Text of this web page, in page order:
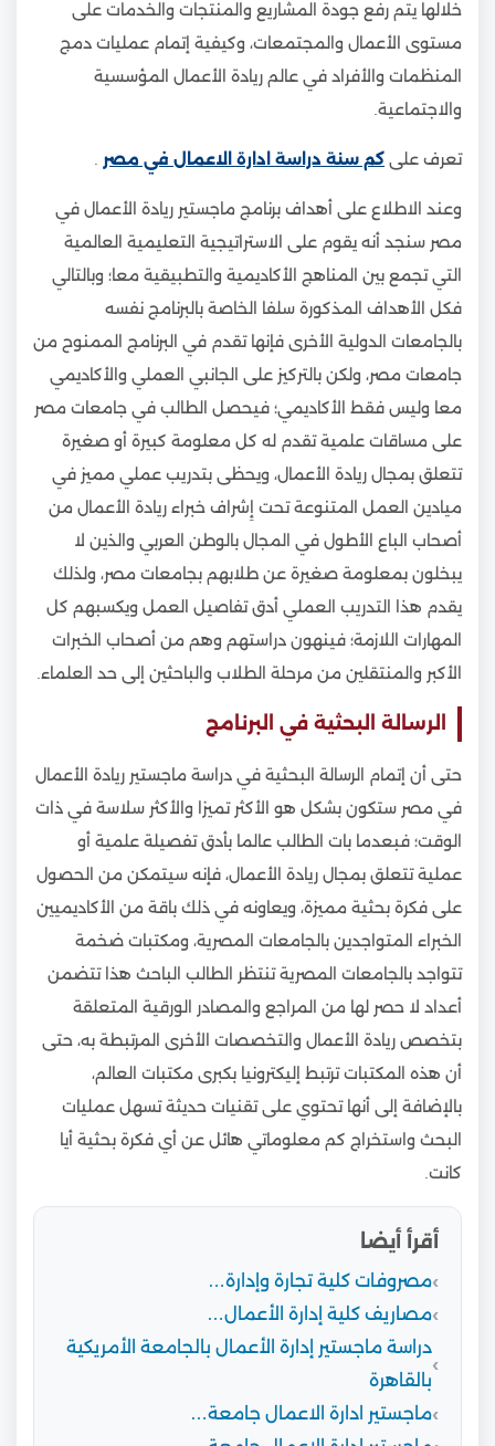
خلالها يتم رفع جودة المشاريع والمنتجات والخدمات على
مستوى الأعمال والمجتمعات، وكيفية إتمام عمليات دمج
المنظمات والأفراد في عالم ريادة الأعمال المؤسسية
والاجتماعية.
تعرف على كم سنة دراسة ادارة الاعمال في مصر .
وعند الاطلاع على أهداف برنامج ماجستير ريادة الأعمال في
مصر سنجد أنه يقوم على الاستراتيجية التعليمية العالمية
التي تجمع بين المناهج الأكاديمية والتطبيقية معا؛ وبالتالي
فكل الأهداف المذكورة سلفا الخاصة بالبرنامج نفسه
بالجامعات الدولية الأخرى فإنها تقدم في البرنامج الممنوح من
جامعات مصر، ولكن بالتركيز على الجانبي العملي والأكاديمي
معا وليس فقط الأكاديمي؛ فيحصل الطالب في جامعات مصر
على مساقات علمية تقدم له كل معلومة كبيرة أو صغيرة
تتعلق بمجال ريادة الأعمال، ويحظى بتدريب عملي مميز في
ميادين العمل المتنوعة تحت إِشراف خبراء ريادة الأعمال من
أصحاب الباع الأطول في المجال بالوطن العربي والذين لا
يبخلون بمعلومة صغيرة عن طلابهم بجامعات مصر، ولذلك
يقدم هذا التدريب العملي أدق تفاصيل العمل ويكسبهم كل
المهارات اللازمة؛ فينهون دراستهم وهم من أصحاب الخبرات
الأكبر والمنتقلين من مرحلة الطلاب والباحثين إلى حد العلماء.
الرسالة البحثية في البرنامج
حتى أن إتمام الرسالة البحثية في دراسة ماجستير ريادة الأعمال
في مصر ستكون بشكل هو الأكثر تميزا والأكثر سلاسة في ذات
الوقت؛ فبعدما بات الطالب عالما بأدق تفصيلة علمية أو
عملية تتعلق بمجال ريادة الأعمال، فإنه سيتمكن من الحصول
على فكرة بحثية مميزة، ويعاونه في ذلك باقة من الأكاديميين
الخبراء المتواجدين بالجامعات المصرية، ومكتبات ضخمة
تتواجد بالجامعات المصرية تنتظر الطالب الباحث هذا تتضمن
أعداد لا حصر لها من المراجع والمصادر الورقية المتعلقة
بتخصص ريادة الأعمال والتخصصات الأخرى المرتبطة به، حتى
أن هذه المكتبات ترتبط إليكترونيا بكبرى مكتبات العالم،
بالإضافة إلى أنها تحتوي على تقنيات حديثة تسهل عمليات
البحث واستخراج كم معلوماتي هائل عن أي فكرة بحثية أيا
كانت.
أقرأ أيضا
مصروفات كلية تجارة وإدارة…
مصاريف كلية إدارة الأعمال…
دراسة ماجستير إدارة الأعمال بالجامعة الأمريكية
بالقاهرة
ماجستير ادارة الاعمال جامعة…